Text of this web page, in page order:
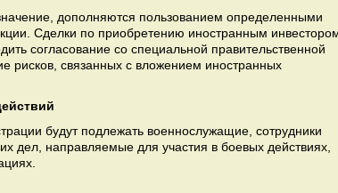
дополняются пользованием определенными
Сделки по приобретению иностранным
согласование со специальной правительственной
рисков, связанных с вложением иностранных
будут подлежать военнослужащие, сотрудники
дел, направляемые для участия в боевых действиях,